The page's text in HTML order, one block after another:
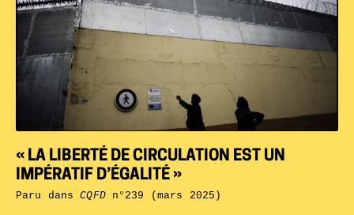
« LA LIBERTÉ DE CIRCULATION EST UN
IMPÉRATIF D’ÉGALITÉ »
Paru dansCQFDn°239 (mars 2025)